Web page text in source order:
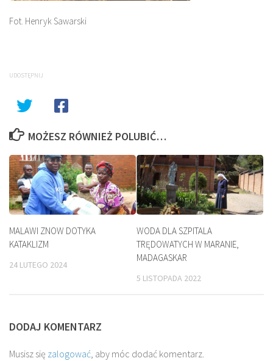
Fot. Henryk Sawarski
UDOSTĘPNIJ
MOŻESZ RÓWNIEŻ POLUBIĆ…
MALAWI ZNOW DOTYKA
KATAKLIZM
24 LUTEGO 2024
WODA DLA SZPITALA
TRĘDOWATYCH W MARANIE,
MADAGASKAR
5 LISTOPADA 2022
DODAJ KOMENTARZ
Musisz się zalogować, aby móc dodać komentarz.